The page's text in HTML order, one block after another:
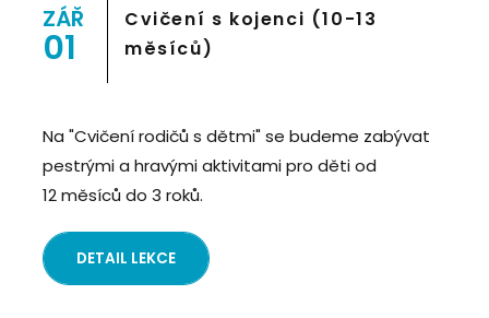
Prostor 8">
ZÁŘ
01
Cvičení s kojenci (10-13
měsíců)
Na "Cvičení rodičů s dětmi" se budeme zabývat
pestrými a hravými aktivitami pro děti od
12 měsíců do 3 roků.
DETAIL LEKCE